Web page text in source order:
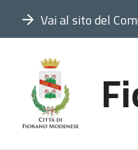
Vai al sito del